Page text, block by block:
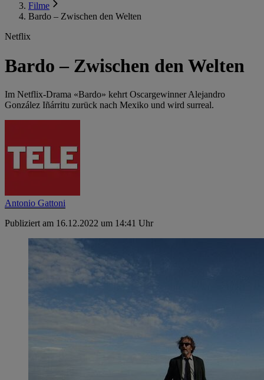
Filme
Bardo – Zwischen den Welten
Netflix
Bardo – Zwischen den Welten
Im Netflix-Drama «Bardo» kehrt Oscargewinner Alejandro
González Iñárritu zurück nach Mexiko und wird surreal.
Antonio Gattoni
Publiziert am 16.12.2022 um 14:41 Uhr